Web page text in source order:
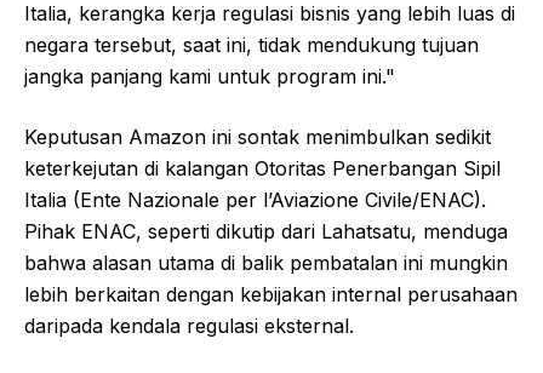
Italia, kerangka kerja regulasi bisnis yang lebih luas di
negara tersebut, saat ini, tidak mendukung tujuan
jangka panjang kami untuk program ini."
Keputusan Amazon ini sontak menimbulkan sedikit
keterkejutan di kalangan Otoritas Penerbangan Sipil
Italia (Ente Nazionale per l’Aviazione Civile/ENAC).
Pihak ENAC, seperti dikutip dari Lahatsatu, menduga
bahwa alasan utama di balik pembatalan ini mungkin
lebih berkaitan dengan kebijakan internal perusahaan
daripada kendala regulasi eksternal.